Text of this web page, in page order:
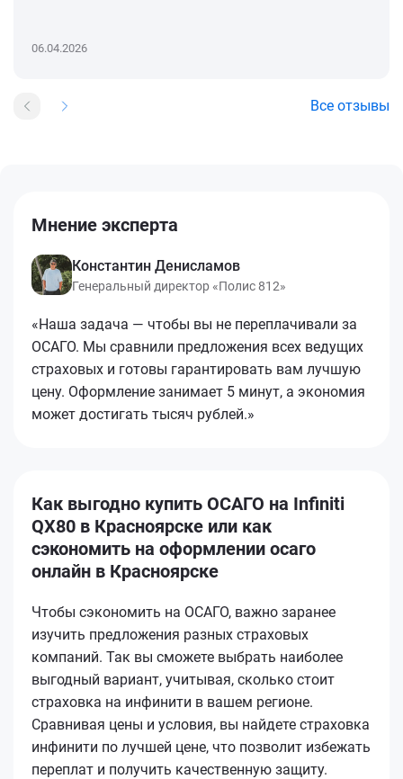
06.04.2026
Все отзывы
Мнение эксперта
Константин Денисламов
Генеральный директор «Полис 812»
«Наша задача — чтобы вы не переплачивали за
ОСАГО. Мы сравнили предложения всех ведущих
страховых и готовы гарантировать вам лучшую
цену. Оформление занимает 5 минут, а экономия
может достигать тысяч рублей.»
Как выгодно купить ОСАГО на Infiniti
QX80 в Красноярске или как
сэкономить на оформлении осаго
онлайн в Красноярске
Чтобы сэкономить на ОСАГО, важно заранее
изучить предложения разных страховых
компаний. Так вы сможете выбрать наиболее
выгодный вариант, учитывая, сколько стоит
страховка на инфинити в вашем регионе.
Сравнивая цены и условия, вы найдете страховка
инфинити по лучшей цене, что позволит избежать
переплат и получить качественную защиту.